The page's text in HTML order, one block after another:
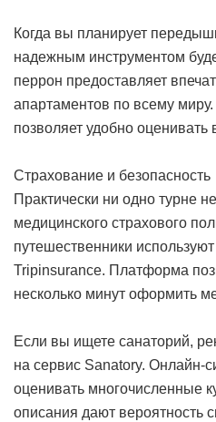
Когда вы планирует
надежным инструментом
перрон предоставляет
апартаментов по всему
позволяет удобно оценивать
Страхование и безопасность
Практически ни одно турне
медицинского страхового
путешественники используют
Tripinsurance. Платформа
несколько минут оформить
Если вы ищете санаторий,
на сервис Sanatory. Онлайн-
оценивать многочисленные
описания дают вероятность